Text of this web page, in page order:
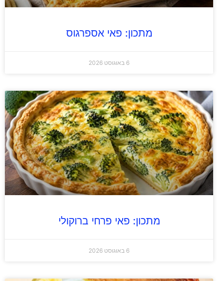
מתכון: פאי אספרגוס
6 באוגוסט 2026
מתכון: פאי פרחי ברוקולי
6 באוגוסט 2026